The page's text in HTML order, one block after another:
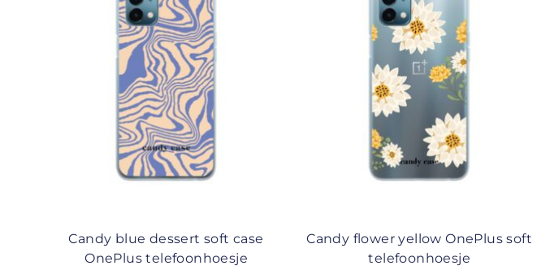
Candy blue dessert soft case
OnePlus telefoonhoesje
Candy flower yellow OnePlus soft
telefoonhoesje